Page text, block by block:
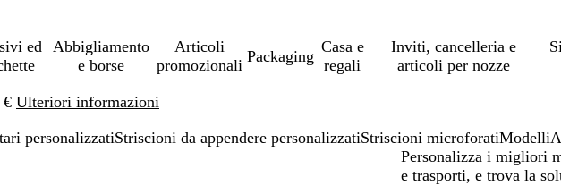
ed
Abbigliamento
e borse
Articoli
promozionali
Packaging
Casa e
regali
Inviti, cancelleria e
articoli per nozze
€ Ulteriori informazioni
personalizzatiStriscioni da appendere personalizzatiStriscioni microforatiModelli
Personalizza i migliori
e trasporti, e trova la